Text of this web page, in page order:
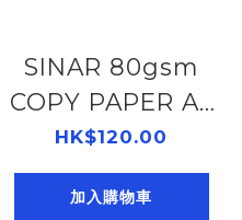
SINAR 80gsm
COPY PAPER A3
- GOLD (#200)
406636980
HK$120.00
加入購物車